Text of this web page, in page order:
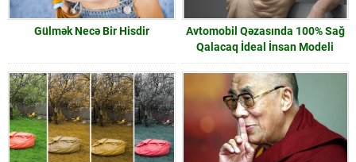
Gülmək Necə Bir Hisdir
Avtomobil Qəzasında 100% Sağ
Qalacaq İdeal İnsan Modeli